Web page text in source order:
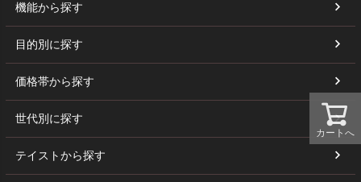
カートへ
機能から探す
目的別に探す
価格帯から探す
世代別に探す
テイストから探す